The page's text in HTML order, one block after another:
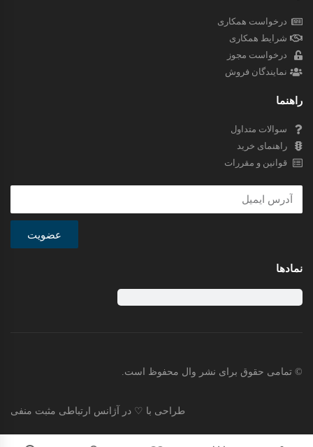
درخواست همکاری
شرایط همکاری
درخواست مجوز
نمایندگان فروش
راهنما
سوالات متداول
راهنمای خرید
قوانین و مقررات
عضویت
نمادها
© تمامی حقوق برای نشر وال محفوظ است.
طراحی با ♡ در آژانس ارتباطی مثبت منفی